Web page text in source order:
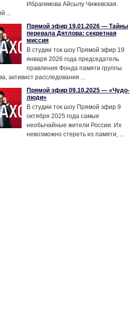
Ибрагимова Айсылу Чижевская.
...
Прямой эфир 19.01.2026 — Тайны
перевала Дятлова: секретная
миссия
В студии ток шоу Прямой эфир 19
января 2026 года председатель
правления Фонда памяти группы
активист расследования ...
Прямой эфир 09.10.2025 — «Чудо-
люди»
В студии ток шоу Прямой эфир 9
октября 2025 года самые
необычайные жители России. Их
невозможно стереть из памяти, ...